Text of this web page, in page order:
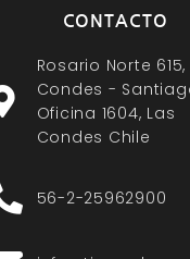
CONTACTO
Rosario Norte 615,
Condes -
Oficina 1604, Las
Condes Chile
56-2-25962900